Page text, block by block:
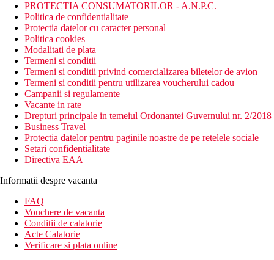
PROTECTIA CONSUMATORILOR - A.N.P.C.
Politica de confidentialitate
Protectia datelor cu caracter personal
Politica cookies
Modalitati de plata
Termeni si conditii
Termeni si conditii privind comercializarea biletelor de avion
Termeni si conditii pentru utilizarea voucherului cadou
Campanii si regulamente
Vacante in rate
Drepturi principale in temeiul Ordonantei Guvernului nr. 2/2018
Business Travel
Protectia datelor pentru paginile noastre de pe retelele sociale
Setari confidentialitate
Directiva EAA
Informatii despre vacanta
FAQ
Vouchere de vacanta
Conditii de calatorie
Acte Calatorie
Verificare si plata online